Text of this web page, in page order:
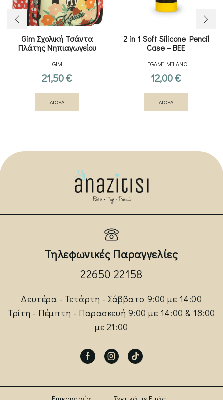
Gim Σχολική Τσάντα
Πλάτης Νηπιαγωγείου
Κόκκινη με Θήκη για Παγούρι
GIM
21,50€
ΑΓΟΡΑ
2 in 1 Soft Silicone Pencil
Case – ΒΕΕ
LEGAMI MILANO
12,00€
ΑΓΟΡΑ
Τηλεφωνικές Παραγγελίες
22650 22158
Δευτέρα - Τετάρτη - Σάββατο 9:00 με 14:00
Τρίτη - Πέμπτη - Παρασκευή 9:00 με 14:00 & 18:00
με 21:00
FacebookInstagram
Tik-
Επικοινωνία Σχετικά με Εμάς